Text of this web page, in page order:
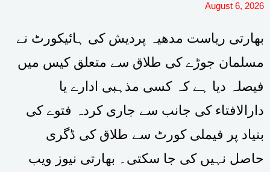
August 6, 2026
بھارتی ریاست مدھیہ پردیش کی ہائیکورٹ نے
مسلمان جوڑے کی طلاق سے متعلق کیس میں
فیصلہ دیا ہے کہ کسی مذہبی ادارے یا
دارالافتاء کی جانب سے جاری کردہ فتوے کی
بنیاد پر فیملی کورٹ سے طلاق کی ڈگری
حاصل نہیں کی جا سکتی۔ بھارتی نیوز ویب